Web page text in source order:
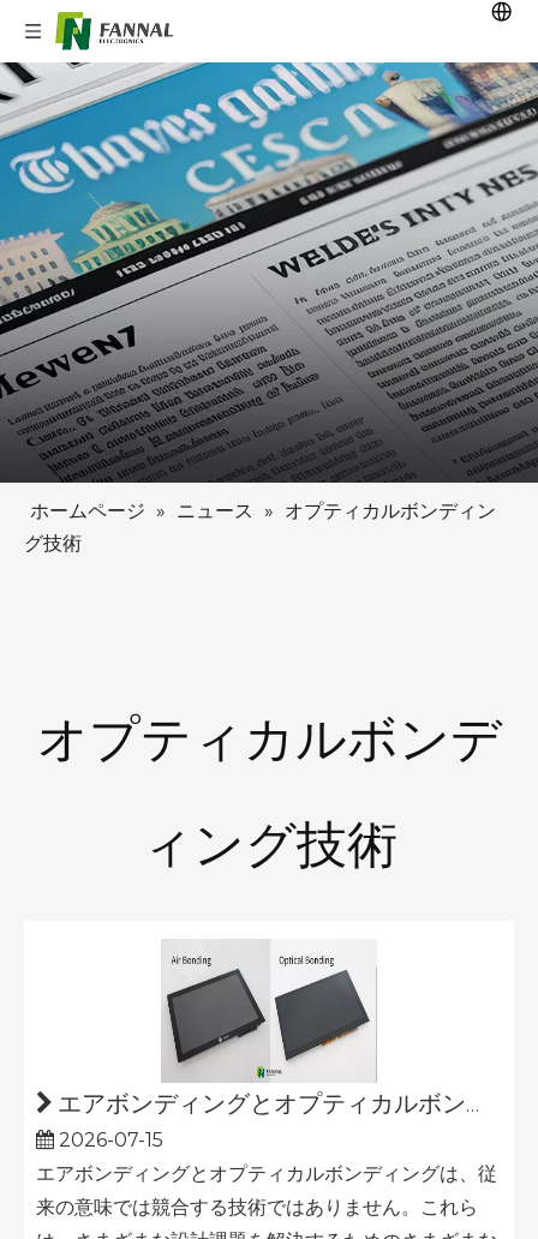
ホームページ » ニュース » オプティカルボンディン
グ技術
オプティカルボンデ
ィング技術
エアボンディングとオプティカルボンディング: ディスプレイにはどちらが適していますか?
2026-07-15
エアボンディングとオプティカルボンディングは、従
来の意味では競合する技術ではありません。これら